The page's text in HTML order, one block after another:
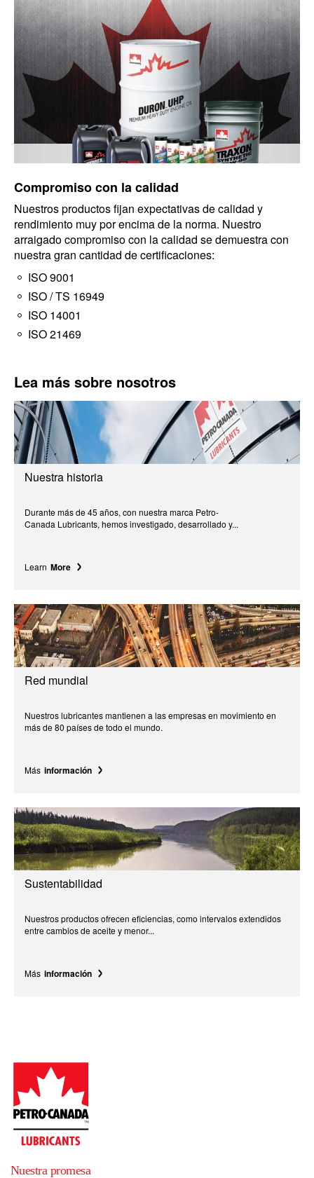
Compromiso con la calidad
Nuestros productos fijan expectativas de calidad y
rendimiento muy por encima de la norma. Nuestro
arraigado compromiso con la calidad se demuestra con
nuestra gran cantidad de certificaciones:
ISO 9001
ISO / TS 16949
ISO 14001
ISO 21469
Lea más sobre nosotros
Nuestra historia
Durante más de 45 años, con nuestra marca Petro-
Canada Lubricants, hemos investigado, desarrollado y...
Learn More
Red mundial
Nuestros lubricantes mantienen a las empresas en movimiento en
más de 80 países de todo el mundo.
Más información
Sustentabilidad
Nuestros productos ofrecen eficiencias, como intervalos extendidos
entre cambios de aceite y menor...
Más información
Nuestra promesa